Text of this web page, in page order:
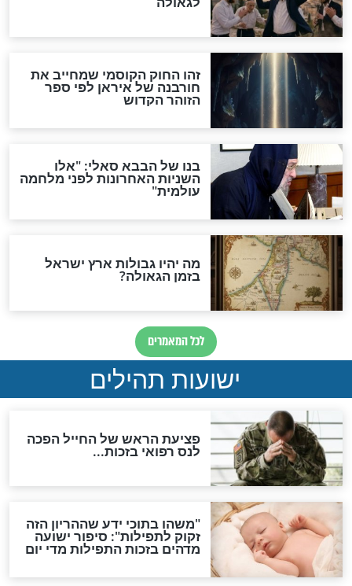
האם לאחר בוא המשיח יהיה
אפשר לחזור בתשובה?
לכל המאמרים
להמתקת הדינים וביטול
גזרות
סגולת ע"ב שמות הקודש
תפילה סגולית להמתקת
הדינים